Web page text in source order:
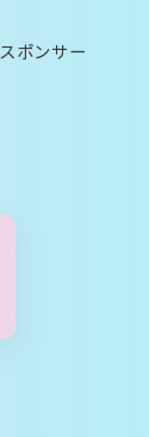
スポンサー